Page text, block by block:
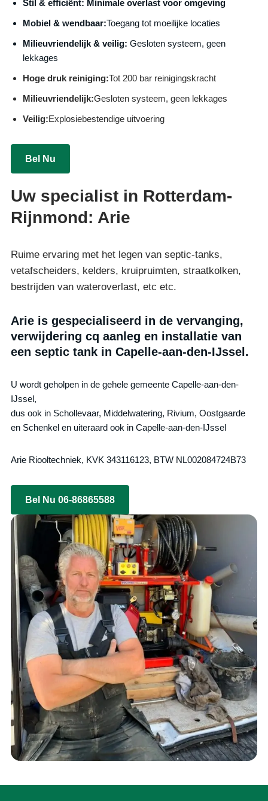
Stil & efficiënt: Minimale overlast voor omgeving
Mobiel & wendbaar:Toegang tot moeilijke locaties
Milieuvriendelijk & veilig: Gesloten systeem, geen
lekkages
Hoge druk reiniging:Tot 200 bar reinigingskracht
Milieuvriendelijk:Gesloten systeem, geen lekkages
Veilig:Explosiebestendige uitvoering
Bel Nu
Uw specialist in Rotterdam-
Rijnmond: Arie
Ruime ervaring met het legen van septic-tanks,
vetafscheiders, kelders, kruipruimten, straatkolken,
bestrijden van wateroverlast, etc etc.
Arie is gespecialiseerd in de vervanging,
verwijdering cq aanleg en installatie van
een septic tank in Capelle-aan-den-IJssel.
U wordt geholpen in de gehele gemeente Capelle-aan-den-
IJssel,
dus ook in Schollevaar, Middelwatering, Rivium, Oostgaarde
en Schenkel en uiteraard ook in Capelle-aan-den-IJssel
Arie Riooltechniek, KVK 343116123, BTW NL002084724B73
Bel Nu 06-86865588